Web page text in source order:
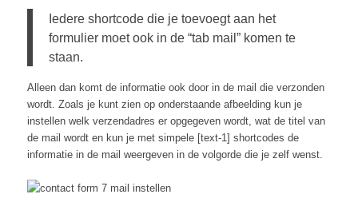
Iedere shortcode die je toevoegt aan het
formulier moet ook in de “tab mail” komen te
staan.
Alleen dan komt de informatie ook door in de mail die verzonden
wordt. Zoals je kunt zien op onderstaande afbeelding kun je
instellen welk verzendadres er opgegeven wordt, wat de titel van
de mail wordt en kun je met simpele [text-1] shortcodes de
informatie in de mail weergeven in de volgorde die je zelf wenst.